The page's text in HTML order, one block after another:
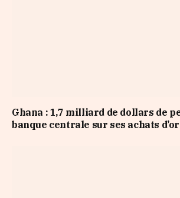
Ghana : 1,7 milliard de dollars de
banque centrale sur ses achats